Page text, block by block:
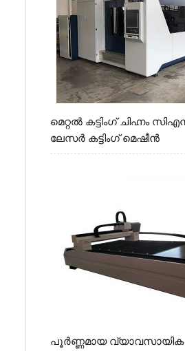
മെറ്റൽ കട്ടിംഗ് ചിഹ്നം
ലേസർ കട്ടിംഗ് മെഷീൻ
പൂർണ്ണമായ വ്യാവസായിക